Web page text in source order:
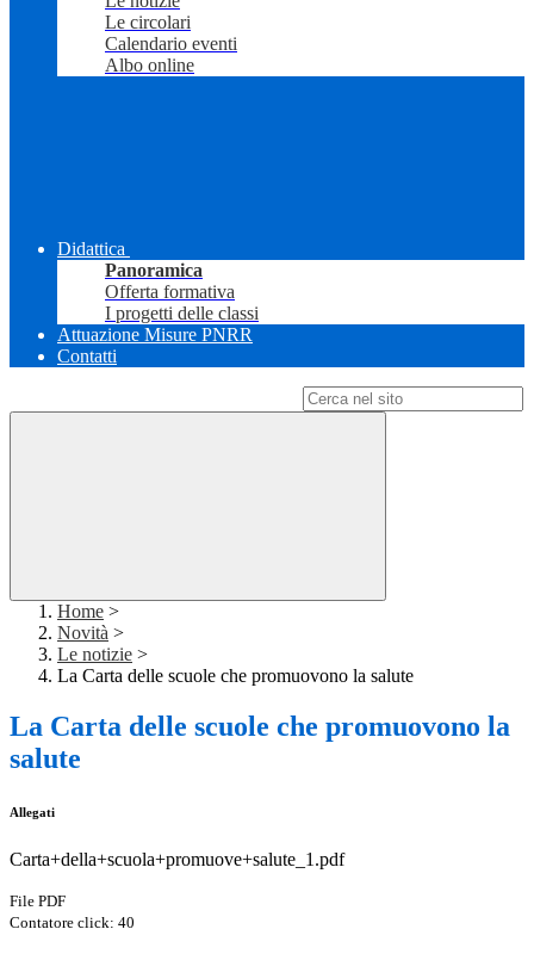
Le circolari
Calendario eventi
Albo online
Didattica
Panoramica
Offerta formativa
I progetti delle classi
Attuazione Misure PNRR
Contatti
Home >
Novità >
Le notizie >
La Carta delle scuole che promuovono la salute
La Carta delle scuole che promuovono la
salute
Allegati
Carta+della+scuola+promuove+salute_1.pdf
File PDF
Contatore click: 40